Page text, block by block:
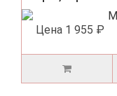
Цена 1 955 ₽